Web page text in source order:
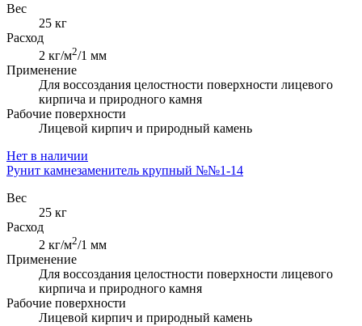
Вес
25 кг
Расход
2 кг/м2/1 мм
Применение
Для воссоздания целостности поверхности лицевого
кирпича и природного камня
Рабочие поверхности
Лицевой кирпич и природный камень
Нет в наличии
Рунит камнезаменитель крупный №№1-14
Вес
25 кг
Расход
2 кг/м2/1 мм
Применение
Для воссоздания целостности поверхности лицевого
кирпича и природного камня
Рабочие поверхности
Лицевой кирпич и природный камень